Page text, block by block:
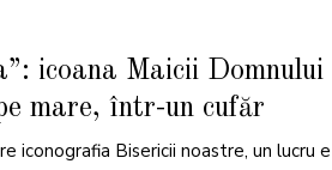
icoana Maicii Domnului
mare, într-un cufăr
iconografia Bisericii noastre, un lucru e